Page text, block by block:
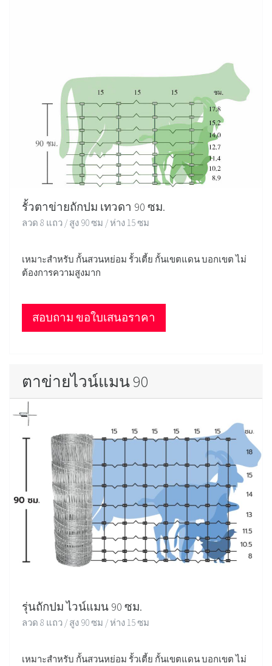
รั้วตาข่ายถักปม เทวดา 90 ซม.
ลวด 8 แถว / สูง 90 ซม / ห่าง 15 ซม
เหมาะสำหรับ กั้นสวนหย่อม รั้วเตี้ย กั้นเขตแดน บอกเขต ไม่
ต้องการความสูงมาก
สอบถาม ขอใบเสนอราคา
ตาข่ายไวน์แมน 90
รุ่นถักปม ไวน์แมน 90 ซม.
ลวด 8 แถว / สูง 90 ซม / ห่าง 15 ซม
เหมาะสำหรับ กั้นสวนหย่อม รั้วเตี้ย กั้นเขตแดน บอกเขต ไม่